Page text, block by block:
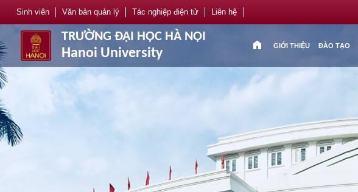
Sinh viên Văn bản quản lý Tác nghiệp điện tử Liên hệ
TRƯỜNG ĐẠI HỌC HÀ NỘI
Hanoi University
home GIỚI THIỆU ĐÀO TẠO